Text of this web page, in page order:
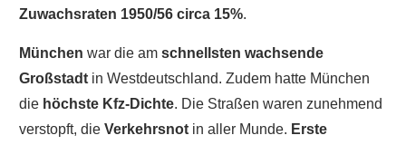
Zuwachsraten 1950/56 circa 15%.
München war die am schnellsten wachsende
Großstadt in Westdeutschland. Zudem hatte München
die höchste Kfz-Dichte. Die Straßen waren zunehmend
verstopft, die Verkehrsnot in aller Munde. Erste